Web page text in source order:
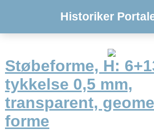
Historiker
Støbeforme, H:
tykkelse 0,5 mm,
transparent,
forme